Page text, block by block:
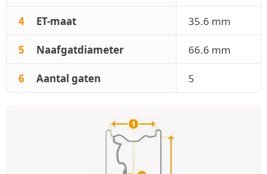
4 ET-maat 35.6 mm
5 Naafgatdiameter 66.6 mm
6 Aantal gaten 5